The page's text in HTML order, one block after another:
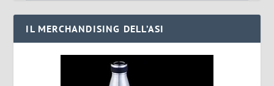
IL MERCHANDISING DELL’ASI